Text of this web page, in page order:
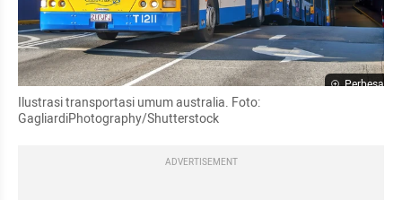
Perbesar
Ilustrasi transportasi umum australia. Foto:
GagliardiPhotography/Shutterstock
ADVERTISEMENT